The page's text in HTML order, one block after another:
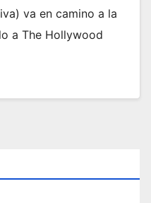
va en camino a la
a The Hollywood